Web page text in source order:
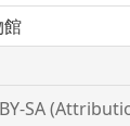
館
SA